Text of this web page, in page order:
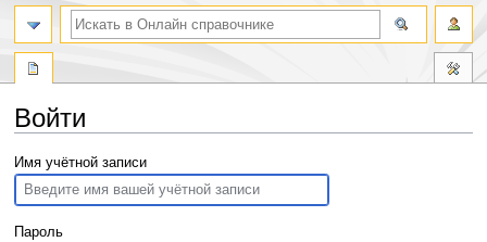
Войти
Перейти
к
навигации
Перейти
к
поиску
Имя учётной записи
Пароль